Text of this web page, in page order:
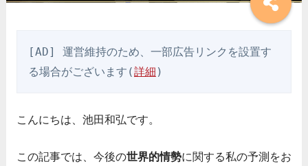
[AD] 運営維持のため、一部広告リンクを設置す
る場合がございます(詳細 )
こんにちは、池田和弘です。
この記事では、今後の世界的情勢に関する私の予測をお